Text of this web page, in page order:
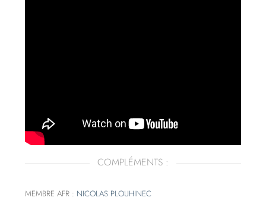
COMPLÉMENTS :
MEMBRE AFR : NICOLAS PLOUHINEC